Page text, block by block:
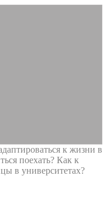
к жизни в
поехать? Как к
в университетах?